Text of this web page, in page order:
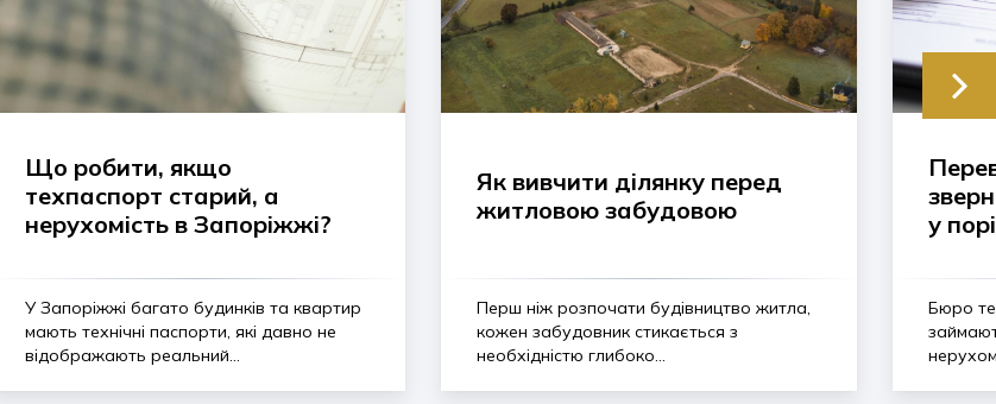
Що робити, якщо
техпаспорт старий, а
нерухомість в Запоріжжі?
У Запоріжжі багато будинків та квартир
мають технічні паспорти, які давно не
відображають реальний...
Як вивчити ділянку перед
житловою забудовою
Перш ніж розпочати будівництво житла,
кожен забудовник стикається з
необхідністю глибоко...
у
Бюро